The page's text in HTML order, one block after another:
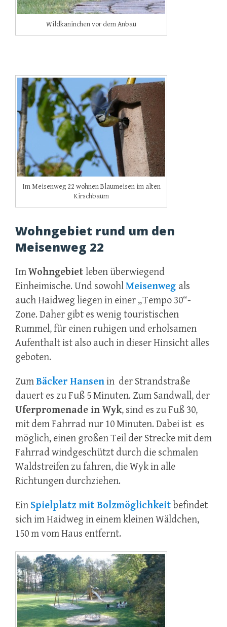
Wildkaninchen vor dem Anbau
Im Meisenweg 22 wohnen Blaumeisen im alten
Kirschbaum
Wohngebiet rund um den
Meisenweg 22
ImWohngebiet leben überwiegend
Einheimische. Und sowohlMeisenweg als
auch Haidweg liegen in einer „Tempo 30“-
Zone. Daher gibt es wenig touristischen
Rummel, für einen ruhigen und erholsamen
Aufenthalt ist also auch in dieser Hinsicht alles
geboten.
ZumBäcker Hansenin der Strandstraße
dauert es zu Fuß 5 Minuten. Zum Sandwall, der
Uferpromenade in Wyk, sind es zu Fuß 30,
mit dem Fahrrad nur 10 Minuten. Dabei ist es
möglich, einen großen Teil der Strecke mit dem
Fahrrad windgeschützt durch die schmalen
Waldstreifen zu fahren, die Wyk in alle
Richtungen durchziehen.
Ein Spielplatz mit Bolzmöglichkeit befindet
sich im Haidweg in einem kleinen Wäldchen,
150 m vom Haus entfernt.